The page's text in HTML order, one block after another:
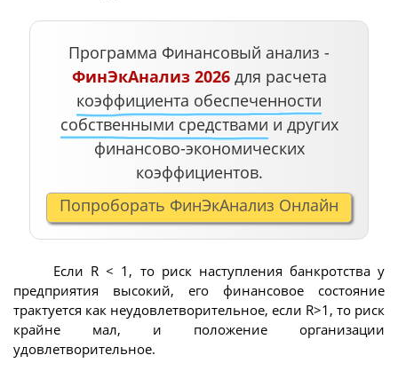
Программа Финансовый анализ -
ФинЭкАнализ 2026для расчета
коэффициента обеспеченности
собственными средствами и других
финансово-экономических
коэффициентов.
Попроборать ФинЭкАнализ Онлайн
Если R < 1, то риск наступления банкротства у
предприятия высокий, его финансовое состояние
трактуется как неудовлетворительное, если R>1, то риск
крайне мал, и положение организации
удовлетворительное.